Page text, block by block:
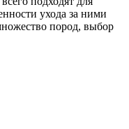
ухода за ними
пород, выбор